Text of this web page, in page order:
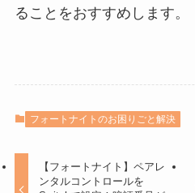
ることをおすすめします。
フォートナイトのお困りごと解決
【フォートナイト】ペアレ
ンタルコントロールを